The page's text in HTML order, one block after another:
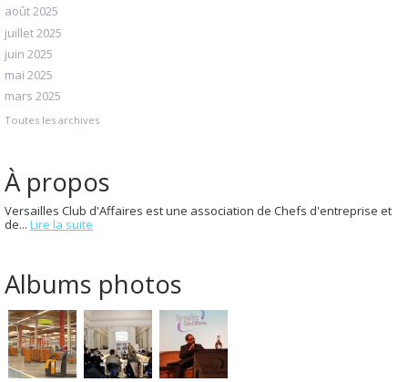
août 2025
juillet 2025
juin 2025
mai 2025
mars 2025
Toutes les archives
À propos
Versailles Club d'Affaires est une association de Chefs d'entreprise et
de... Lire la suite
Albums photos